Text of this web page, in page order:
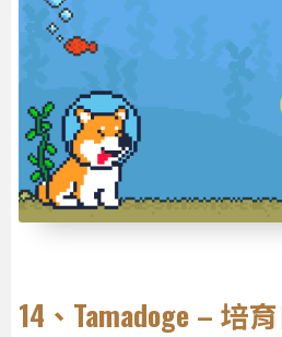
14、Tamadoge – 培